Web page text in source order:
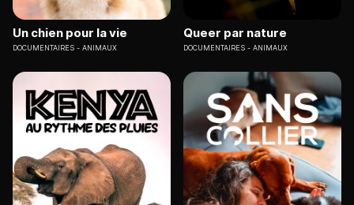
Un chien pour la vie
DOCUMENTAIRES ANIMAUX
Queer par nature
DOCUMENTAIRES ANIMAUX